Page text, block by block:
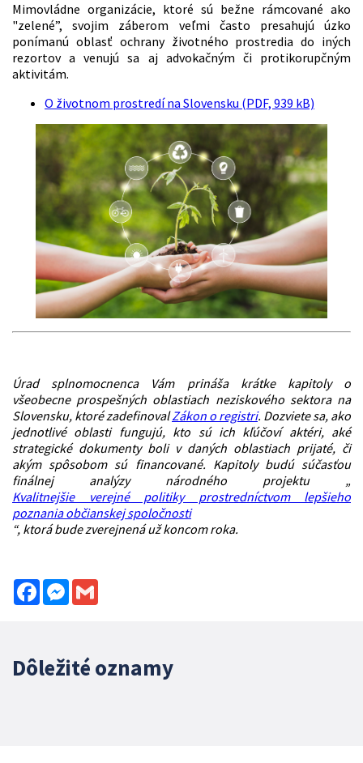
Mimovládne organizácie, ktoré sú bežne rámcované ako
"zelené”, svojim záberom veľmi často presahujú úzko
ponímanú oblasť ochrany životného prostredia do iných
rezortov a venujú sa aj advokačným či protikorupčným
aktivitám.
O životnom prostredí na Slovensku (PDF, 939 kB)
Úrad splnomocnenca Vám prináša krátke kapitoly o
všeobecne prospešných oblastiach neziskového sektora na
Slovensku, ktoré zadefinovalZákon o registri. Dozviete sa, ako
jednotlivé oblasti fungujú, kto sú ich kľúčoví aktéri, aké
strategické dokumenty boli v daných oblastiach prijaté, či
akým spôsobom sú financované. Kapitoly budú súčasťou
finálnej analýzy národného projektu „
Kvalitnejšie verejné politiky prostredníctvom lepšieho
poznania občianskej spoločnosti
“, ktorá bude zverejnená už koncom roka.
FacebookMessenger
Dôležité oznamy